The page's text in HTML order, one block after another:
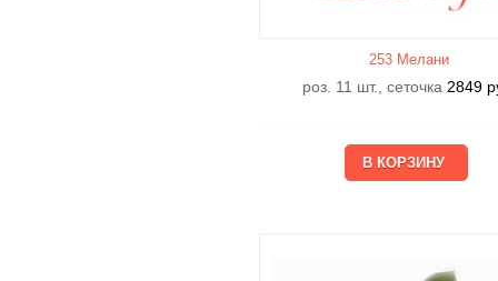
253 Мелани
роз. 11 шт., сеточка 2849